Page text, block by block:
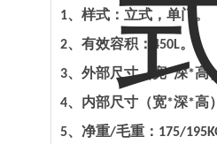
1、样式：立式，单门。
2、有效容积： 450L。
3、外部尺寸（宽*深*高
4、内部尺寸（宽*深*高
5、净重/毛重： 175/